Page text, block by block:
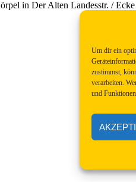
Um dir ein
zustimmst,
verarbeiten.
und
in Der Alten Landesstr. /